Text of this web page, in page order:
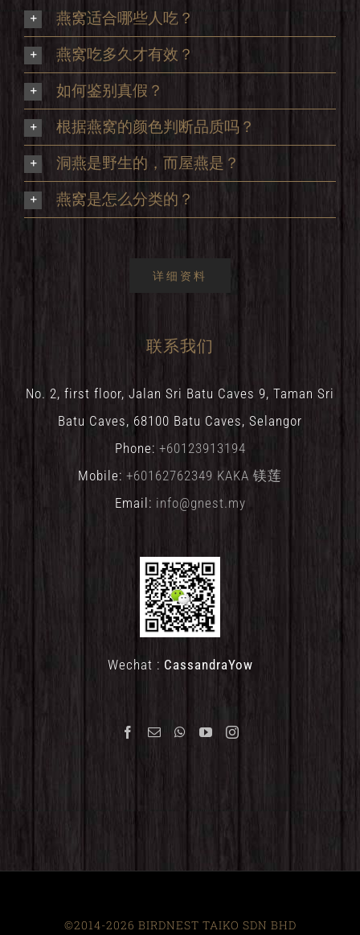
燕窝适合哪些人吃？
燕窝吃多久才有效？
如何鉴别真假？
根据燕窝的颜色判断品质吗？
洞燕是野生的，而屋燕是？
燕窝是怎么分类的？
详细资料
联系我们
No. 2, first floor, Jalan Sri Batu Caves 9, Taman Sri
Batu Caves, 68100 Batu Caves, Selangor
Phone: +60123913194
Mobile: +60162762349 KAKA 镁莲
Email: info@gnest.my
Wechat : CassandraYow
©2014-2026 BIRDNEST TAIKO SDN BHD